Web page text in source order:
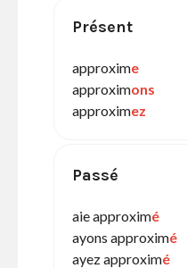
Présent
approxime
approximons
approximez
Passé
aie approximé
ayons approximé
ayez approximé